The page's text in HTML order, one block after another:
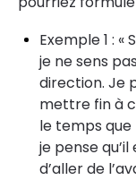
Exemple 1 :
je ne sens
direction. Je
mettre fin à
le temps que
je pense
d’aller de